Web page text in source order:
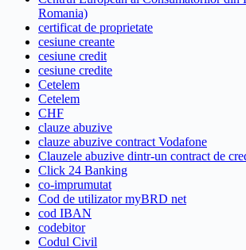
Romania)
certificat de proprietate
cesiune creante
cesiune credit
cesiune credite
Cetelem
Cetelem
CHF
clauze abuzive
clauze abuzive contract Vodafone
Clauzele abuzive dintr-un contract de
Click 24 Banking
co-imprumutat
Cod de utilizator myBRD net
cod IBAN
codebitor
Codul Civil